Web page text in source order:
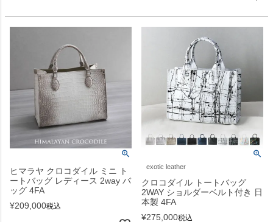
ヒマラヤ クロコダイル ミニ ト
ートバッグ レディース 2way バ
ッグ 4FA
¥209,000税込
exotic leather
クロコダイル トートバッグ
2WAY ショルダーベルト付き 日
本製 4FA
¥275,000税込